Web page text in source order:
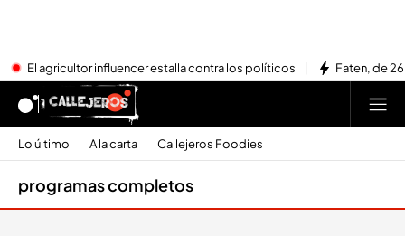
El agricultor influencer estalla contra los políticos Faten, de
Lo último A la carta Callejeros Foodies
programas completos